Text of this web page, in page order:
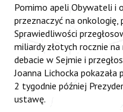
Pomimo apeli Obywateli i
przeznaczyć na onkologię,
Sprawiedliwości
miliardy złotych rocznie
debacie w Sejmie i
Joanna Lichocka
2 tygodnie później
ustawę.